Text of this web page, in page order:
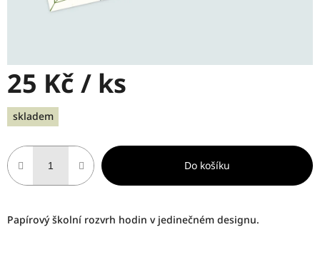
25 Kč / ks
Měrná
cena:
skladem
Do košíku
Papírový školní rozvrh hodin v jedinečném designu.